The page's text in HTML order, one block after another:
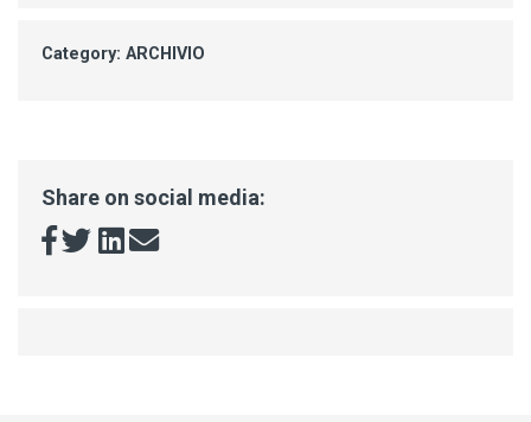
Category: ARCHIVIO
Share on social media: